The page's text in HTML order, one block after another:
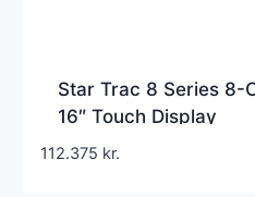
Star Trac 8 Series 8-
16″ Touch Display
Crosstrainer
112.375 kr.